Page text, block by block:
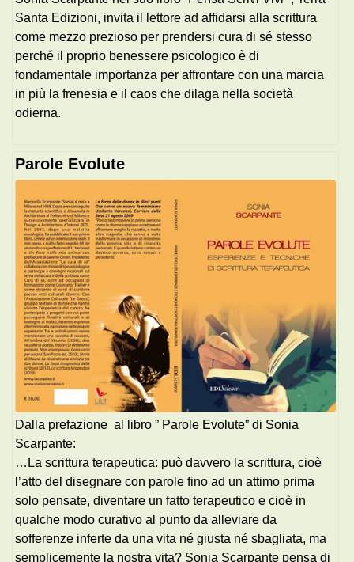
Santa Edizioni, invita il lettore ad affidarsi alla scrittura
come mezzo prezioso per prendersi cura di sé stesso
perché il proprio benessere psicologico è di
fondamentale importanza per affrontare con una marcia
in più la frenesia e il caos che dilaga nella società
odierna.
Parole Evolute
Dalla prefazione al libro ” Parole Evolute” di Sonia
Scarpante:
…La scrittura terapeutica: può davvero la scrittura, cioè
l’atto del disegnare con parole fino ad un attimo prima
solo pensate, diventare un fatto terapeutico e cioè in
qualche modo curativo al punto da alleviare da
sofferenze inferte da una vita né giusta né sbagliata, ma
semplicemente la nostra vita? Sonia Scarpante pensa di